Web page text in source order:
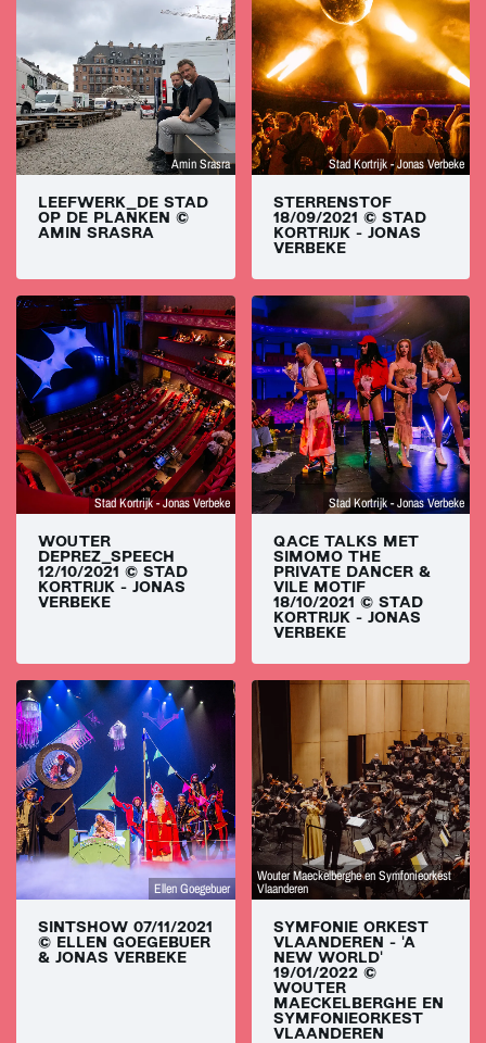
Amin Srasra
LEEFWERK_DE STAD
OP DE PLANKEN ©
AMIN SRASRA
Stad Kortrijk - Jonas Verbeke
STERRENSTOF
18/09/2021 © STAD
KORTRIJK - JONAS
VERBEKE
Stad Kortrijk - Jonas Verbeke
WOUTER
DEPREZ_SPEECH
12/10/2021 © STAD
KORTRIJK - JONAS
VERBEKE
Stad Kortrijk - Jonas Verbeke
QACE TALKS MET
SIMOMO THE
PRIVATE DANCER &
VILE MOTIF
18/10/2021 © STAD
KORTRIJK - JONAS
VERBEKE
Ellen Goegebuer
SINTSHOW 07/11/2021
© ELLEN GOEGEBUER
& JONAS VERBEKE
Wouter Maeckelberghe en Symfonieorkest
Vlaanderen
SYMFONIE ORKEST
VLAANDEREN - 'A
NEW WORLD'
19/01/2022 ©
WOUTER
MAECKELBERGHE EN
SYMFONIEORKEST
VLAANDEREN